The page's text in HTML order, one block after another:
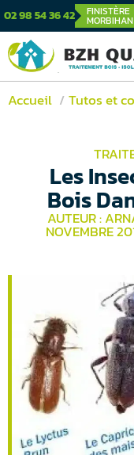
02 98 54 36 42 FINISTÈRE
MORBIHAN
Accueil Tutos et
Les
Bois
AUTEUR :
NOVEMBRE